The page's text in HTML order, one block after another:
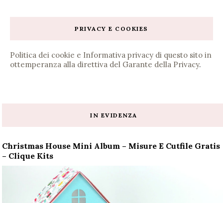
PRIVACY E COOKIES
Politica dei cookie e Informativa privacy di questo sito in
ottemperanza alla direttiva del Garante della Privacy.
IN EVIDENZA
Christmas House Mini Album – Misure E Cutfile Gratis
– Clique Kits